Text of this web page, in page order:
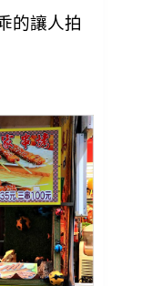
的讓人拍